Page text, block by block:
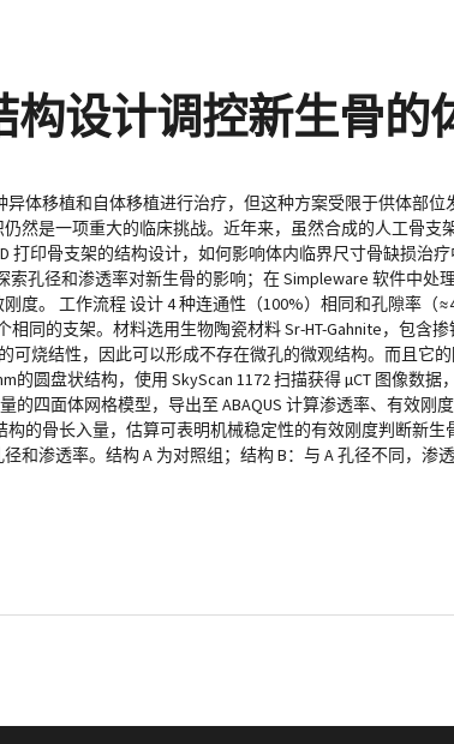
构设计调控新生骨的
体移植和自体移植进行治疗，但这种方案受限于供体部
然是一项重大的临床挑战。近年来，虽然合成的人工骨支
打印骨支架的结构设计，如何影响体内临界尺寸骨缺损治
孔径和渗透率对新生骨的影响；在 Simpleware 软件中处
度。 工作流程 设计 4 种连通性（100%）相同和孔隙率（
同的支架。材料选用生物陶瓷材料 Sr-HT-Gahnite，包含
可烧结性，因此可以形成不存在微孔的微观结构。而且它
的圆盘状结构，使用 SkyScan 1172 扫描获得 µCT 图像数
的四面体网格模型，导出至 ABAQUS 计算渗透率、有效
的骨长入量，估算可表明机械稳定性的有效刚度判断新
和渗透率。结构 A 为对照组；结构 B：与 A 孔径不同，渗